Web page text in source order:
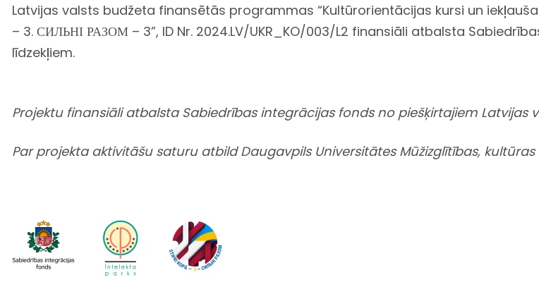
Latvijas valsts budžeta finansētās programmas “Kultūrorientācijas kursi un
– 3. СИЛЬНІ РАЗОМ – 3”, ID Nr. 2024.LV/UKR_KO/003/L2 finansiāli atbalsta
līdzekļiem.
Projektu finansiāli atbalsta Sabiedrības integrācijas fonds no piešķirtajiem Latvijas
Par projekta aktivitāšu saturu atbild Daugavpils Universitātes Mūžizglītības,